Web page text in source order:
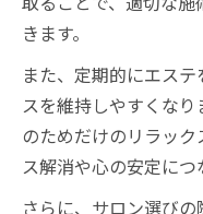
きます。
また、定期的にエス
スを維持しやすくな
のためだけのリラッ
ス解消や心の安定につ
さらに、サロン選び